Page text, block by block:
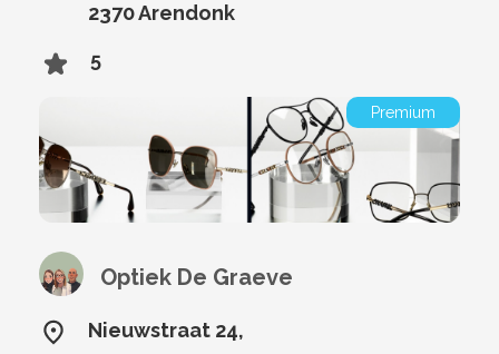
2370 Arendonk
5
Premium
Optiek De Graeve
Nieuwstraat 24,